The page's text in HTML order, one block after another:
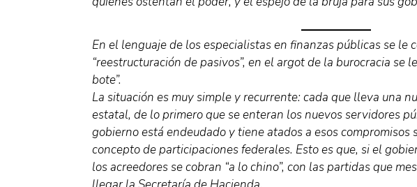
En el lenguaje de los especialistas en finanzas públicas se le
“reestructuración de pasivos”, en el argot de la burocracia se
bote”.
La situación es muy simple y recurrente: cada que lleva una
estatal, de lo primero que se enteran los nuevos servidores
gobierno está endeudado y tiene atados a esos compromisos
concepto de participaciones federales. Esto es que, si el
los acreedores se cobran “a lo chino”, con las partidas que